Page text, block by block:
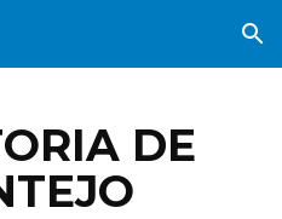
Skip to navigation
DE